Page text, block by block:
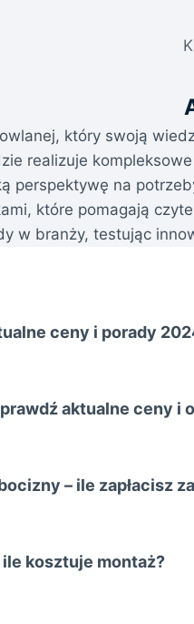
który swoją
realizuje
perspektywę na
które pomagają
w branży, testując
ceny i porady
aktualne ceny i
– ile zapłacisz
kosztuje montaż?